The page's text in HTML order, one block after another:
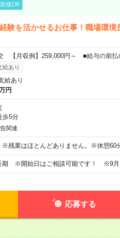
接OK
験を活かせるお仕事！職場環
【月収例】259,000円～ ■給与の前払
給あり
給あり
円
歩5分
関連
残業はほとんどありません。※休憩60
期 ※開始日はご相談可能です！ ※9月
応募する